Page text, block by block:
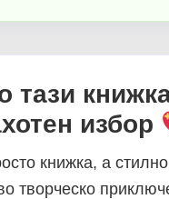
тази
избор
книжка, а
творческо